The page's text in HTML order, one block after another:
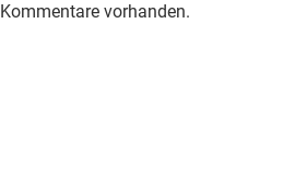
vorhanden.